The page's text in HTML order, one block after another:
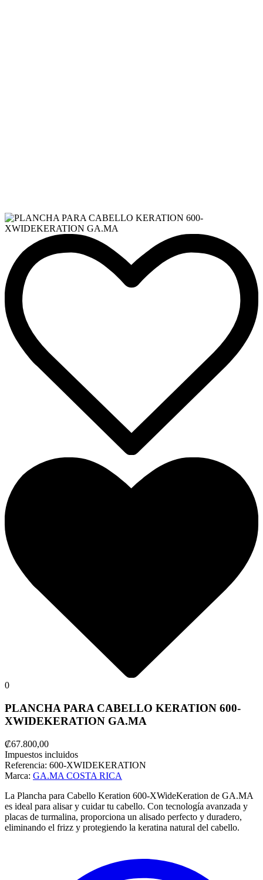
0
PLANCHA PARA CABELLO KERATION 600-
XWIDEKERATION GA.MA
₡67.800,00
Impuestos incluidos
Referencia: 600-XWIDEKERATION
Marca: GA.MA COSTA RICA
La Plancha para Cabello Keration 600-XWideKeration de GA.MA
es ideal para alisar y cuidar tu cabello. Con tecnología avanzada y
placas de turmalina, proporciona un alisado perfecto y duradero,
eliminando el frizz y protegiendo la keratina natural del cabello.